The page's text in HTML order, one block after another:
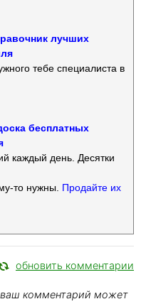
лучших
тебе специалиста в
бесплатных
каждый день. Десятки
то нужны. Продайте их
обновить комментарии
комментарий может